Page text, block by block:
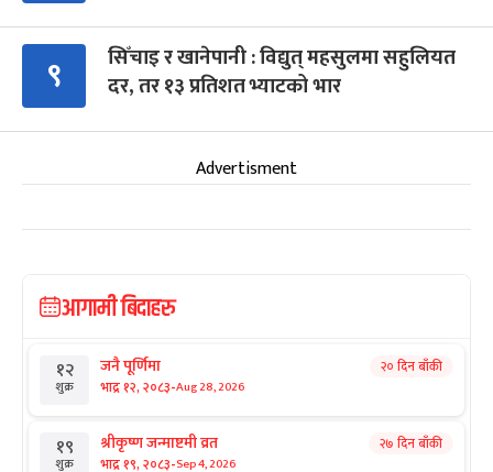
९
सिँचाइ र खानेपानी : विद्युत् महसुलमा सहुलियत
दर, तर १३ प्रतिशत भ्याटको भार
Advertisment
आगामी बिदाहरु
१२
शुक्र
जनै पूर्णिमा
भाद्र १२, २०८३-Aug 28, 2026
२० दिन बाँकी
१९
शुक्र
श्रीकृष्ण जन्माष्टमी व्रत
भाद्र १९, २०८३-Sep 4, 2026
२७ दिन बाँकी